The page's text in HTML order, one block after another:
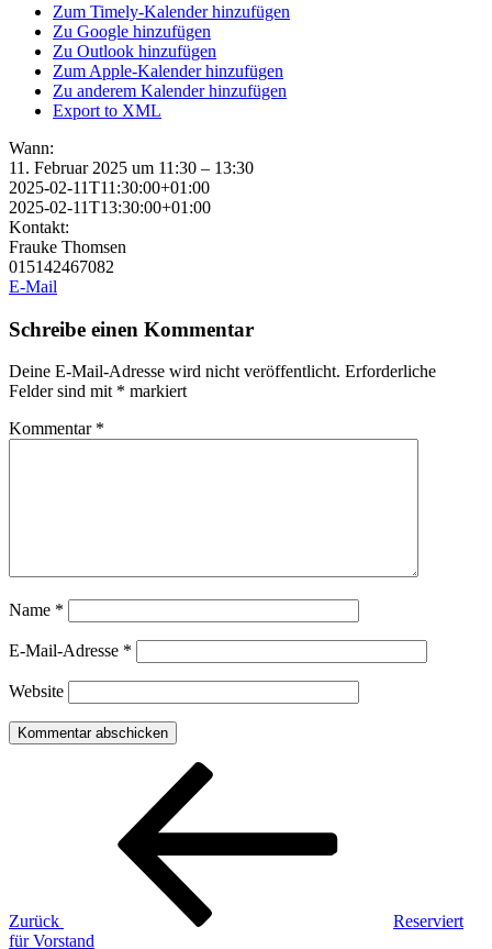
Zum Timely-Kalender hinzufügen
Zu Google hinzufügen
Zu Outlook hinzufügen
Zum Apple-Kalender hinzufügen
Zu anderem Kalender hinzufügen
Export to XML
Wann:
11. Februar 2025 um 11:30 – 13:30
2025-02-11T11:30:00+01:00
2025-02-11T13:30:00+01:00
Kontakt:
Frauke Thomsen
015142467082
E-Mail
Schreibe einen Kommentar
Deine E-Mail-Adresse wird nicht veröffentlicht. Erforderliche
Felder sind mit * markiert
Kommentar *
Name *
E-Mail-Adresse *
Website
Beitragsnavigation
Zurück
Reserviert
für Vorstand